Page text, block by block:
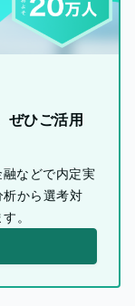
ぜひご活用
などで内定実
から選考対
。